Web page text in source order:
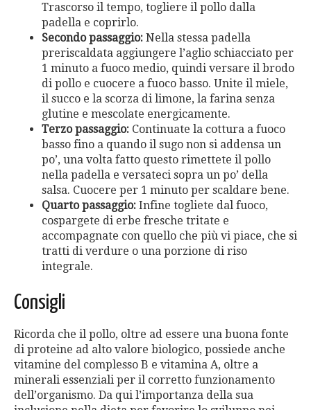
Trascorso il tempo, togliere il pollo dalla
padella e coprirlo.
Secondo passaggio: Nella stessa padella
preriscaldata aggiungere l’aglio schiacciato per
1 minuto a fuoco medio, quindi versare il brodo
di pollo e cuocere a fuoco basso. Unite il miele,
il succo e la scorza di limone, la farina senza
glutine e mescolate energicamente.
Terzo passaggio: Continuate la cottura a fuoco
basso fino a quando il sugo non si addensa un
po’, una volta fatto questo rimettete il pollo
nella padella e versateci sopra un po’ della
salsa. Cuocere per 1 minuto per scaldare bene.
Quarto passaggio: Infine togliete dal fuoco,
cospargete di erbe fresche tritate e
accompagnate con quello che più vi piace, che si
tratti di verdure o una porzione di riso
integrale.
Consigli
Ricorda che il pollo, oltre ad essere una buona fonte
di proteine ​​ad alto valore biologico, possiede anche
vitamine del complesso B e vitamina A, oltre a
minerali essenziali per il corretto funzionamento
dell’organismo. Da qui l’importanza della sua